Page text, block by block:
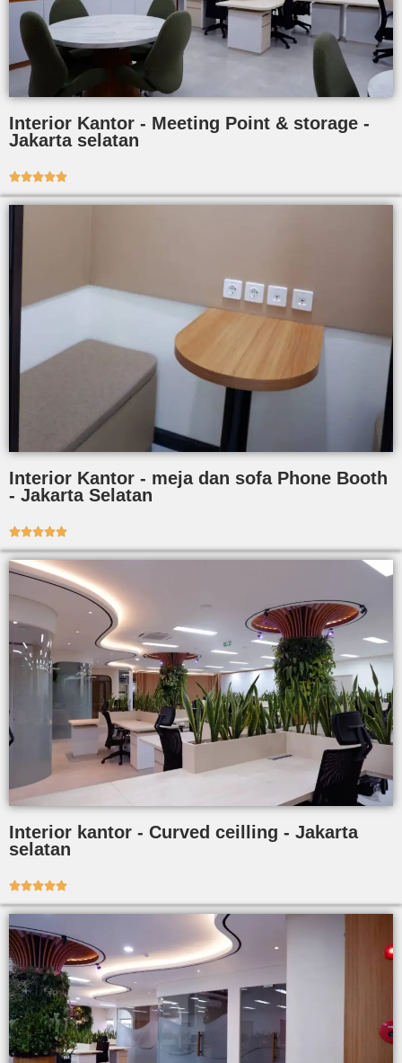
Interior Kantor - Meeting Point & storage -
Jakarta selatan

Interior Kantor - meja dan sofa Phone Booth
- Jakarta Selatan

Interior kantor - Curved ceilling - Jakarta
selatan
